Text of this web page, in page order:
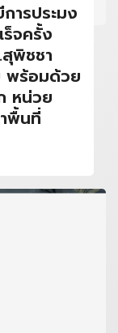
ารประมง
จครั้ง
พิชชา
พร้อมด้วย
หน่วย
พื้นที่